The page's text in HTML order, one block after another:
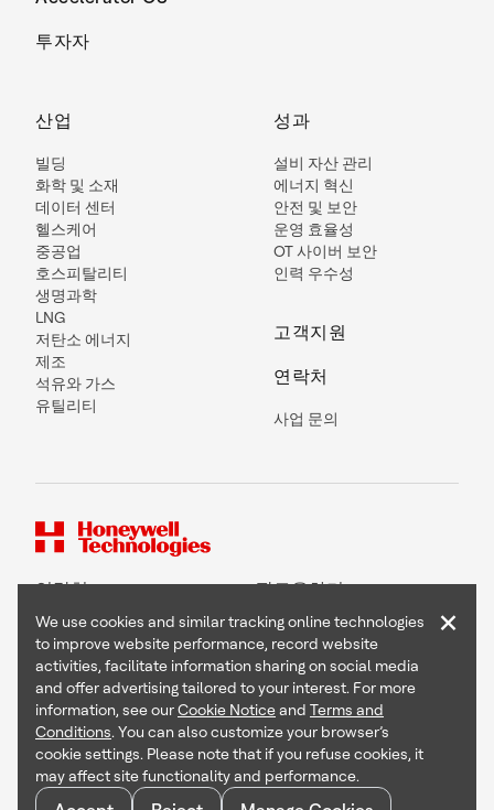
투자자
산업
빌딩
화학 및 소재
데이터 센터
헬스케어
중공업
호스피탈리티
생명과학
LNG
저탄소 에너지
제조
석유와 가스
유틸리티
성과
설비 자산 관리
에너지 혁신
안전 및 보안
운영 효율성
OT 사이버 보안
인력 우수성
고객지원
연락처
사업 문의
연락처 팔로우하기
Copyright © 2026 Honeywell International Inc
Terms & Conditions
Privacy Statement
Your Privacy Choices
Cookie Notice
Global Unsubscribe
We use cookies and similar tracking online technologies
to improve website performance, record website
activities, facilitate information sharing on social media
and offer advertising tailored to your interest. For more
information, see ourCookie Noticeand Terms and
Conditions. You can also customize your browser’s
cookie settings. Please note that if you refuse cookies, it
may affect site functionality and performance.
×